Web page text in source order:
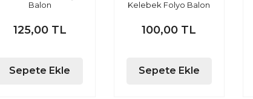
Balon
125,00 TL
Sepete Ekle
Kelebek Folyo Balon
100,00 TL
Sepete Ekle